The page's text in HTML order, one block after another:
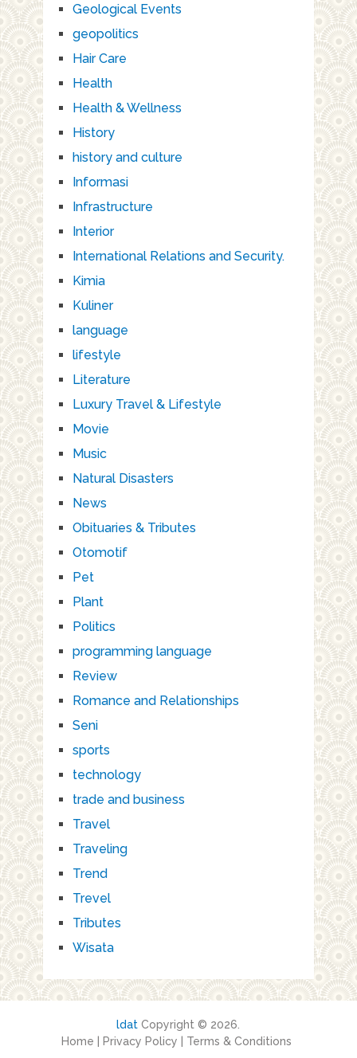
Geological Events
geopolitics
Hair Care
Health
Health & Wellness
History
history and culture
Informasi
Infrastructure
Interior
International Relations and Security.
Kimia
Kuliner
language
lifestyle
Literature
Luxury Travel & Lifestyle
Movie
Music
Natural Disasters
News
Obituaries & Tributes
Otomotif
Pet
Plant
Politics
programming language
Review
Romance and Relationships
Seni
sports
technology
trade and business
Travel
Traveling
Trend
Trevel
Tributes
Wisata
ldat Copyright © 2026.
Home |Privacy Policy | Terms & Conditions